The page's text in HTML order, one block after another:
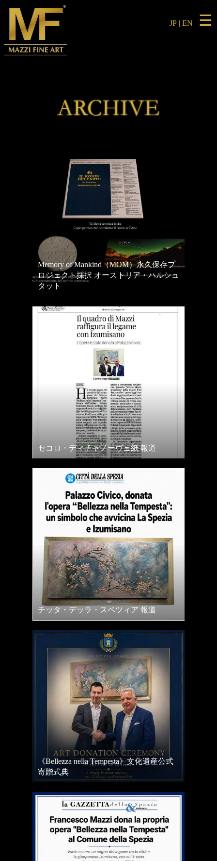
JP| EN ☰
ARCHIVE
Memory of Mankind（MOM）永久保存プ
ロジェクト採択 オーストリア・ハルシュ
タット
セコロ・ディチャノーヴェ紙 報道
チッタ・デッラ・スペツィア 報道
《Bellezza nella Tempesta》文化遺産公式
寄贈式典